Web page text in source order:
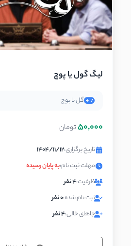
لیگ گول یا پوچ
گل یا پوچ
50,000 تومان
تاریخ برگزاری:1404/11/12
مهلت ثبت نام:به پایان رسیده
ظرفیت:4 نفر
ثبت نام شده:0 نفر
جاهای خالی:4 نفر